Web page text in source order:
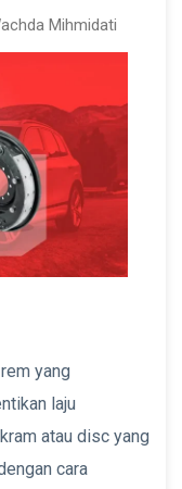
Mihmidati
yang
laju
atau disc yang
cara